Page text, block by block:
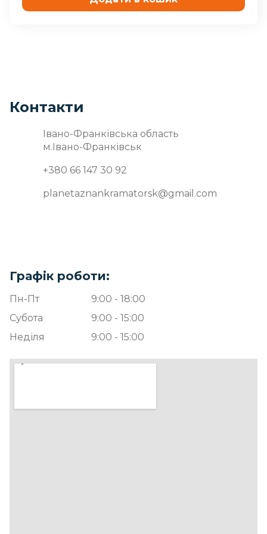
Контакти
Івано-Франківська область
м.Івано-Франківськ
+380 66 147 30 92
planetaznankramatorsk@gmail.com
Графік роботи:
Пн-Пт
Субота
Неділя
9:00 - 18:00
9:00 - 15:00
9:00 - 15:00